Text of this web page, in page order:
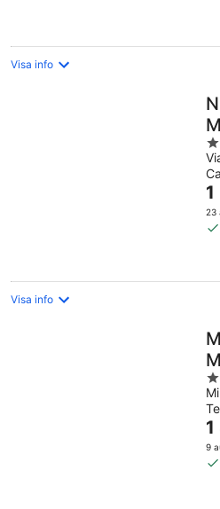
Visa info
4
of
5
är
1
23
Visa info
3
of
5
VA
är
1
9